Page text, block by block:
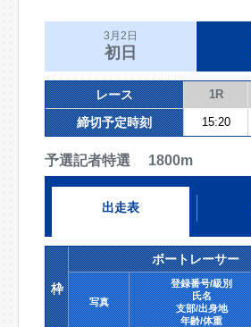
3月2日
初日
レース 1R
締切予定時刻 15:20
予選記者特選 1800m
出走表
枠
ボートレーサー
写真
登録番号/級別
氏名
支部/出身地
年齢/体重